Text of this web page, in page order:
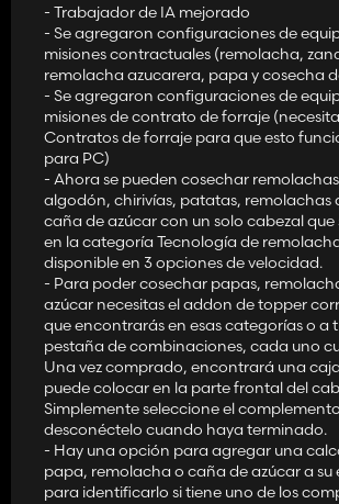
- Trabajador de IA mejorado
- Se agregaron configuraciones de
misiones contractuales (remolacha,
remolacha azucarera, papa y cosecha
- Se agregaron configuraciones de
misiones de contrato de forraje
Contratos de forraje para que esto
para PC)
- Ahora se pueden cosechar
algodón, chirivías, patatas, remolachas
caña de azúcar con un solo cabezal que
en la categoría Tecnología de
disponible en 3 opciones de velocidad.
- Para poder cosechar papas,
azúcar necesitas el addon de topper
que encontrarás en esas categorías o a
pestaña de combinaciones, cada uno
Una vez comprado, encontrará una
puede colocar en la parte frontal del
Simplemente seleccione el
desconéctelo cuando haya terminado.
- Hay una opción para agregar una
papa, remolacha o caña de azúcar a su
para identificarlo si tiene uno de los